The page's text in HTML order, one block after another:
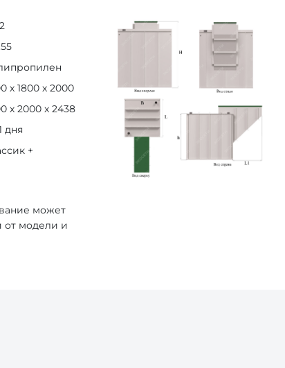
х 1800 х 2000
х 2000 х 2438
дня
+
может
от модели и